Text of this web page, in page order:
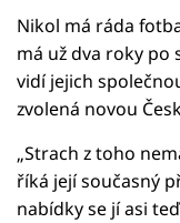
Nikol má ráda
má už dva roky po
vidí jejich
zvolená novou
„Strach z toho
říká její současný
nabídky se jí asi